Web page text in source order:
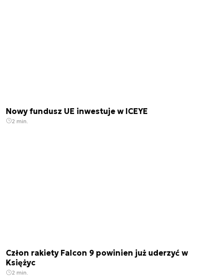
Nowy fundusz UE inwestuje w ICEYE
2 min.
Człon rakiety Falcon 9 powinien już uderzyć w
Księżyc
2 min.